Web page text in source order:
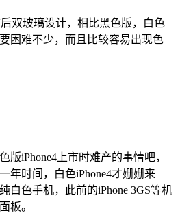
双玻璃设计，相比黑色版，白色
困难不少，而且比较容易出现色
版iPhone4上市时难产的事情吧，
年时间，白色iPhone4才姗姗来
白色手机，此前的iPhone 3GS等机
板。